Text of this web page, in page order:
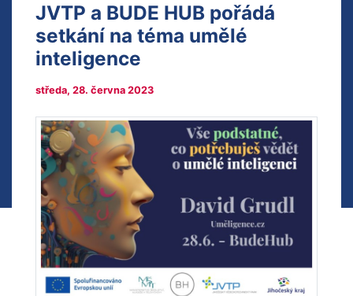
JVTP a BUDE HUB pořádá
setkání na téma umělé
inteligence
středa, 28. června 2023